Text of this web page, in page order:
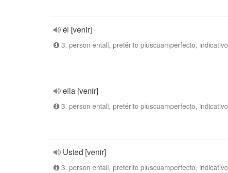
él [venir]
3. person entall, pretérito pluscuamperfecto, indicativo
ella [venir]
3. person entall, pretérito pluscuamperfecto, indicativo
Usted [venir]
3. person entall, pretérito pluscuamperfecto, indicativo